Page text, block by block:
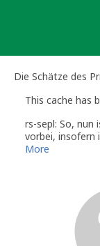
Die Schätze des
This cache has
rs-sepl: So, nun
vorbei, insofern
Schlußstrich
Viele Spass
More